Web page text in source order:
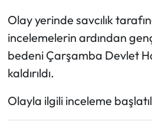
Olay yerinde savcılık
incelemelerin ardından
bedeni Çarşamba Devlet
kaldırıldı.
Olayla ilgili inceleme
Teknoloji